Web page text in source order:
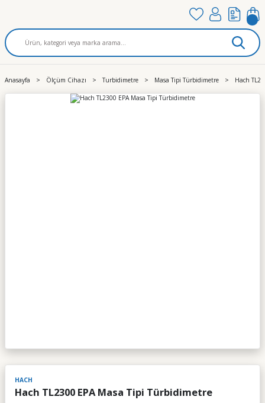
Anasayfa Ölçüm Cihazı Turbidimetre Masa Tipi Türbidimetre Hach
HACH
Hach TL2300 EPA Masa Tipi Türbidimetre